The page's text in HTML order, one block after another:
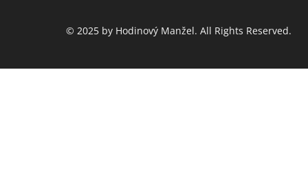
© 2025 by Hodinový Manžel. All Rights Reserved.